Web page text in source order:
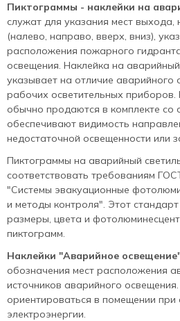
Пиктограммы - наклейки на
служат для указания мест выхода,
(налево, направо, вверх, вниз),
расположения пожарного
освещения. Наклейка на
указывает на отличие
рабочих осветительных
обычно продаются в комплекте со
обеспечивают видимость
недостаточной освещенности или
Пиктограммы на аварийный
соответствовать требованиям
"Системы эвакуационные
и методы контроля". Этот
размеры, цвета и
пиктограмм.
Наклейки "Аварийное
обозначения мест расположения
источников аварийного
ориентироваться в помещении при
электроэнергии.